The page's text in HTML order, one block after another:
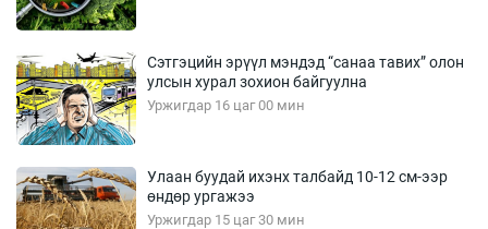
Сэтгэцийн эрүүл мэндэд “санаа тавих” олон
улсын хурал зохион байгуулна
Уржигдар 16 цаг 00 мин
Улаан буудай ихэнх талбайд 10-12 см-ээр
өндөр ургажээ
Уржигдар 15 цаг 30 мин